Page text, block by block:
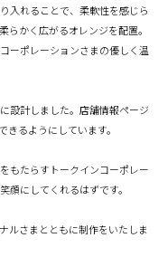
入れることで、柔軟性を感じら
らかく広がるオレンジを配置。
ーポレーションさまの優しく温
設計しました。店舗情報ページ
るようにしています。
もたらすトークインコーポレー
顔にしてくれるはずです。
ルさまとともに制作をいたしま